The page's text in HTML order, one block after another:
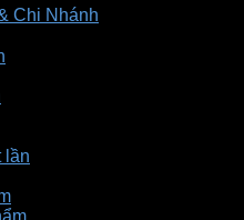
Chi Nhánh
lần